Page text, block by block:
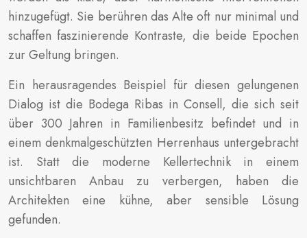
hinzugefügt. Sie berühren das Alte oft nur minimal und
schaffen faszinierende Kontraste, die beide Epochen
zur Geltung bringen.
Ein herausragendes Beispiel für diesen gelungenen
Dialog ist die Bodega Ribas in Consell, die sich seit
über 300 Jahren in Familienbesitz befindet und in
einem denkmalgeschützten Herrenhaus untergebracht
ist. Statt die moderne Kellertechnik in einem
unsichtbaren Anbau zu verbergen, haben die
Architekten eine kühne, aber sensible Lösung
gefunden.